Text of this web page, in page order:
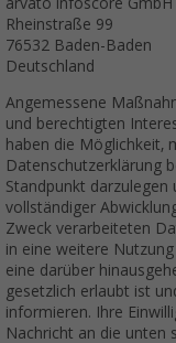
Rheinstraße 99
76532 Baden-Baden
Deutschland
Angemessene
und berechtigten
haben die Möglichkeit,
Datenschutzerklärung
Standpunkt darzulegen
vollständiger
Zweck verarbeiteten
in eine weitere
eine darüber
gesetzlich erlaubt ist
informieren. Ihre
Nachricht an die unten